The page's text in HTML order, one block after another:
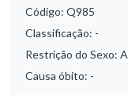
Código: Q985
Classificação: -
Restrição do Sexo:
Causa óbito: -